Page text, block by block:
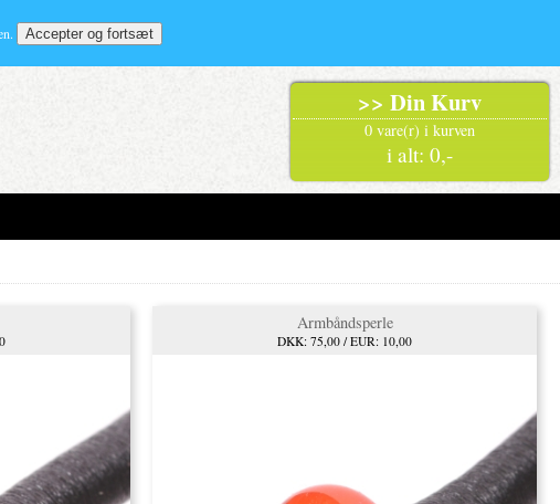
>> Din Kurv
0 vare(r) i kurven
i alt: 0,-
Armbåndsperle
DKK: 75,00 / EUR: 10,00